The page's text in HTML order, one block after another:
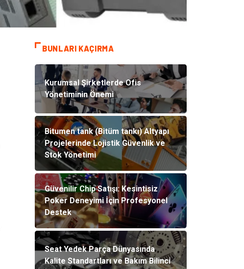
BUNLARI KAÇIRMA
Kurumsal Şirketlerde Ofis
Yönetiminin Önemi
Bitumen tank (Bitüm tankı) Altyapı
Projelerinde Lojistik Güvenlik ve
Stok Yönetimi
Güvenilir Chip Satışı: Kesintisiz
Poker Deneyimi İçin Profesyonel
Destek
Seat Yedek Parça Dünyasında
Kalite Standartları ve Bakım Bilinci